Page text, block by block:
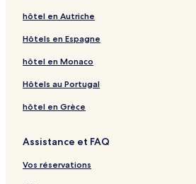
hôtel en Autriche
Hôtels en Espagne
hôtel en Monaco
Hôtels au Portugal
hôtel en Grèce
Assistance et FAQ
Vos réservations